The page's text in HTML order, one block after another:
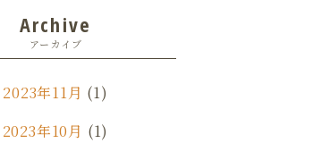
Archive
アーカイブ
2023年11月 (1)
2023年10月 (1)